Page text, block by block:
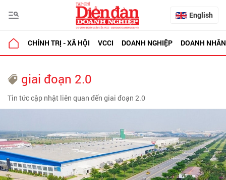
English
CHÍNH TRỊ - XÃ HỘI VCCI DOANH NGHIỆP DOANH NHÂN
giai đoạn 2.0
Tin tức cập nhật liên quan đến giai đoạn 2.0